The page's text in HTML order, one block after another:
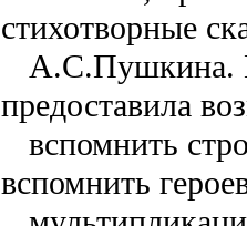
стихотворные
А.С.Пушкина.
предоставила
вспомнить
вспомнить